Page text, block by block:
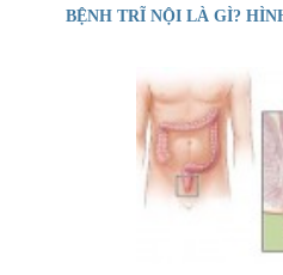
BỆNH TRĨ NỘI LÀ GÌ?